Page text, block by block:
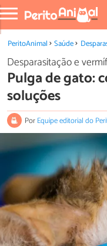
PeritoAnimal Saúde
Desparasitação e
Pulga de gato:
soluções
PorEquipe editorial do